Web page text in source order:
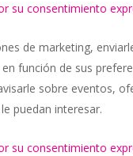
su consentimiento
de marketing,
función de sus
sobre eventos,
puedan interesar.
su consentimiento